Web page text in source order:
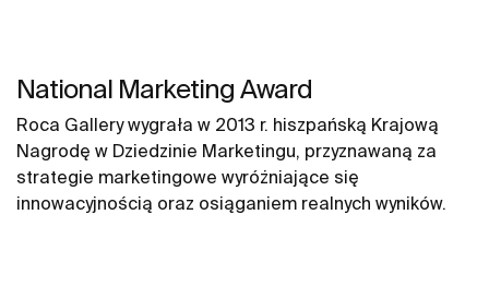
National Marketing Award
Roca Gallery wygrała w 2013 r. hiszpańską Krajową
Nagrodę w Dziedzinie Marketingu, przyznawaną za
strategie marketingowe wyróżniające się
innowacyjnością oraz osiąganiem realnych wyników.